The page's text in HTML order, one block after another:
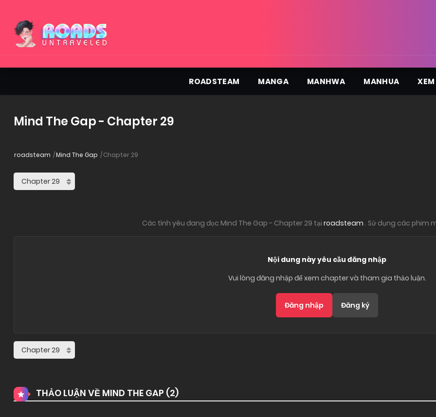
ROADSTEAM MANGA MANHWA MANHUA
Mind The Gap - Chapter 29
roadsteam Mind The Gap Chapter 29
Các tình yêu đang đọc Mind The Gap - Chapter 29 tại roadsteam . Sử dụng các phim
Nội dung này yêu cầu đăng nhập
Vui lòng đăng nhập để xem chapter và tham gia thảo luận.
Đăng nhập Đăng ký
THẢO LUẬN VỀ MIND THE GAP (2)